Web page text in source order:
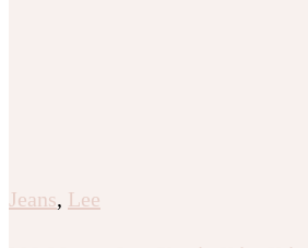
Jeans, Lee